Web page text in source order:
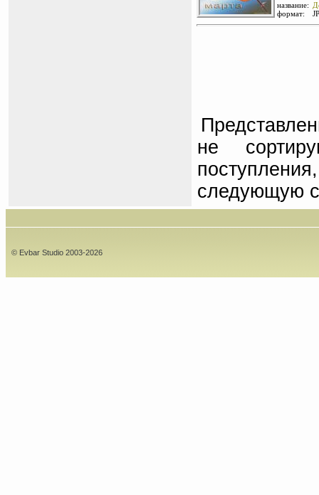
название:
формат:
не
следующую
© Evbar Studio 2003-2026